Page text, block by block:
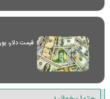
قیمت دلار،